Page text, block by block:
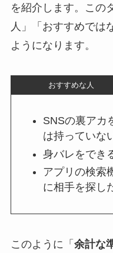
を紹介します。この
人」「おすすめでは
ようになります。
おすすめな人
SNSの裏アカ
は持っていな
身バレをでき
アプリの検索
に相手を探し
このように「 余計な